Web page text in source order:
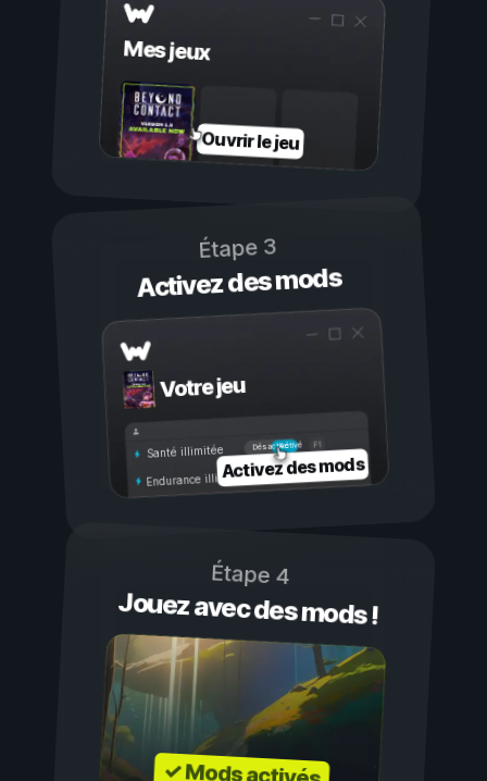
Mes jeux
Ouvrir le jeu
Étape 3
Activez des mods
Votre jeu
Activé
Désactivé
Santé illimitée
Endurance illimitéeActivez des mods
Étape 4
Jouez avec des mods !